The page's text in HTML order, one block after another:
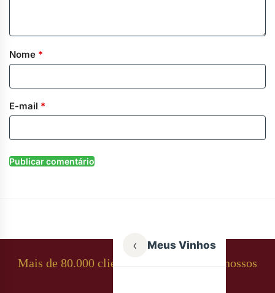
Nome *
E-mail *
‹ Meus Vinhos
Mais de 80.000 clientes apaixonados por nossos